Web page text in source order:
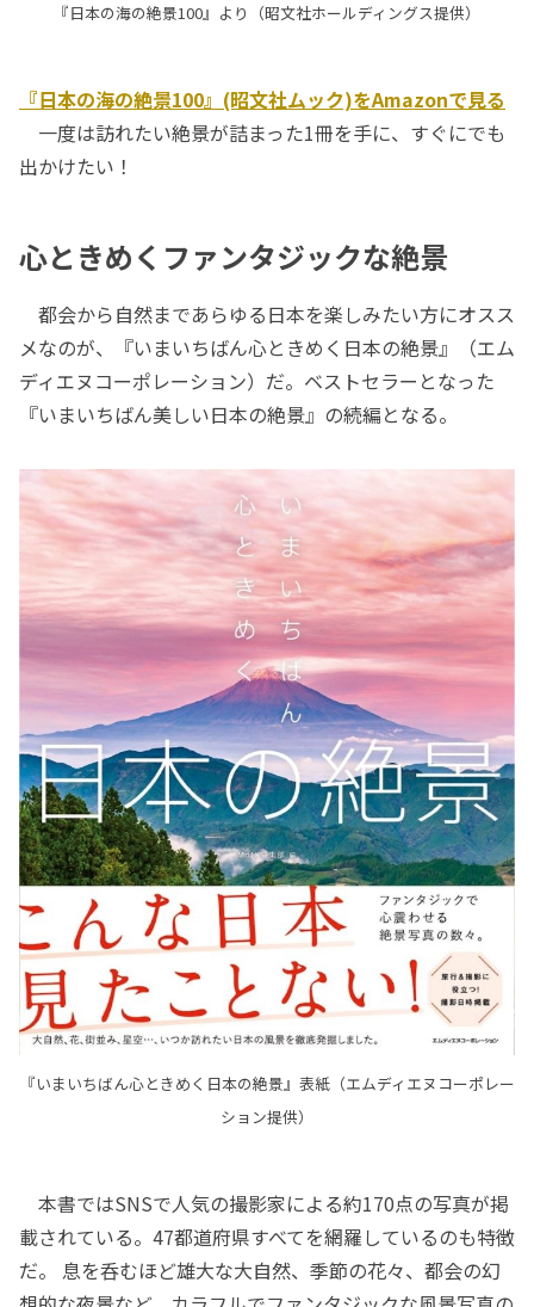
『日本の海の絶景100』より（昭文社ホールディングス提供）
『日本の海の絶景100』(昭文社ムック)をAmazonで見る
一度は訪れたい絶景が詰まった1冊を手に、すぐにでも
出かけたい！
心ときめくファンタジックな絶景
都会から自然まであらゆる日本を楽しみたい方にオスス
メなのが、『いまいちばん心ときめく日本の絶景』（エム
ディエヌコーポレーション）だ。ベストセラーとなった
『いまいちばん美しい日本の絶景』の続編となる。
『いまいちばん心ときめく日本の絶景』表紙（エムディエヌコーポレー
ション提供）
本書ではSNSで人気の撮影家による約170点の写真が掲
載されている。47都道府県すべてを網羅しているのも特徴
だ。 息を呑むほど雄大な大自然、季節の花々、都会の幻